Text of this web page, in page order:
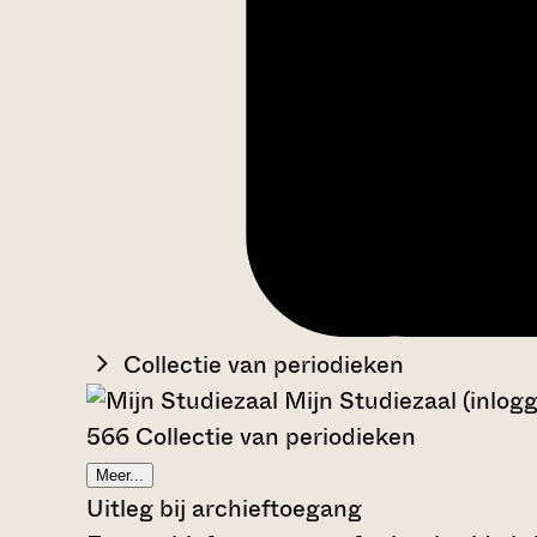
Collectie van periodieken
Mijn Studiezaal
566 Collectie van periodieken
Meer...
Uitleg bij archieftoegang